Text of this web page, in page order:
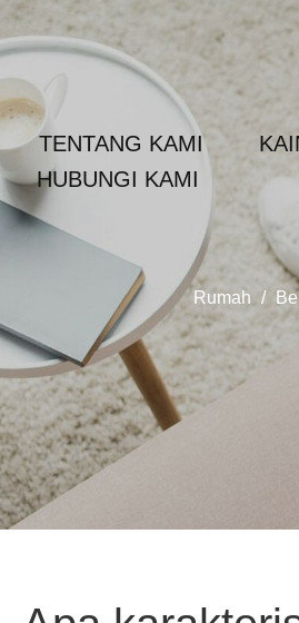
TENTANG KAMI
HUBUNGI KAMI
Rumah /